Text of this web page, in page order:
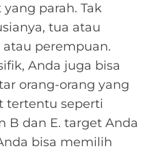
parah. Tak
tua atau
perempuan.
Anda juga bisa
orang-orang yang
tertentu seperti
B dan E. target Anda
bisa memilih